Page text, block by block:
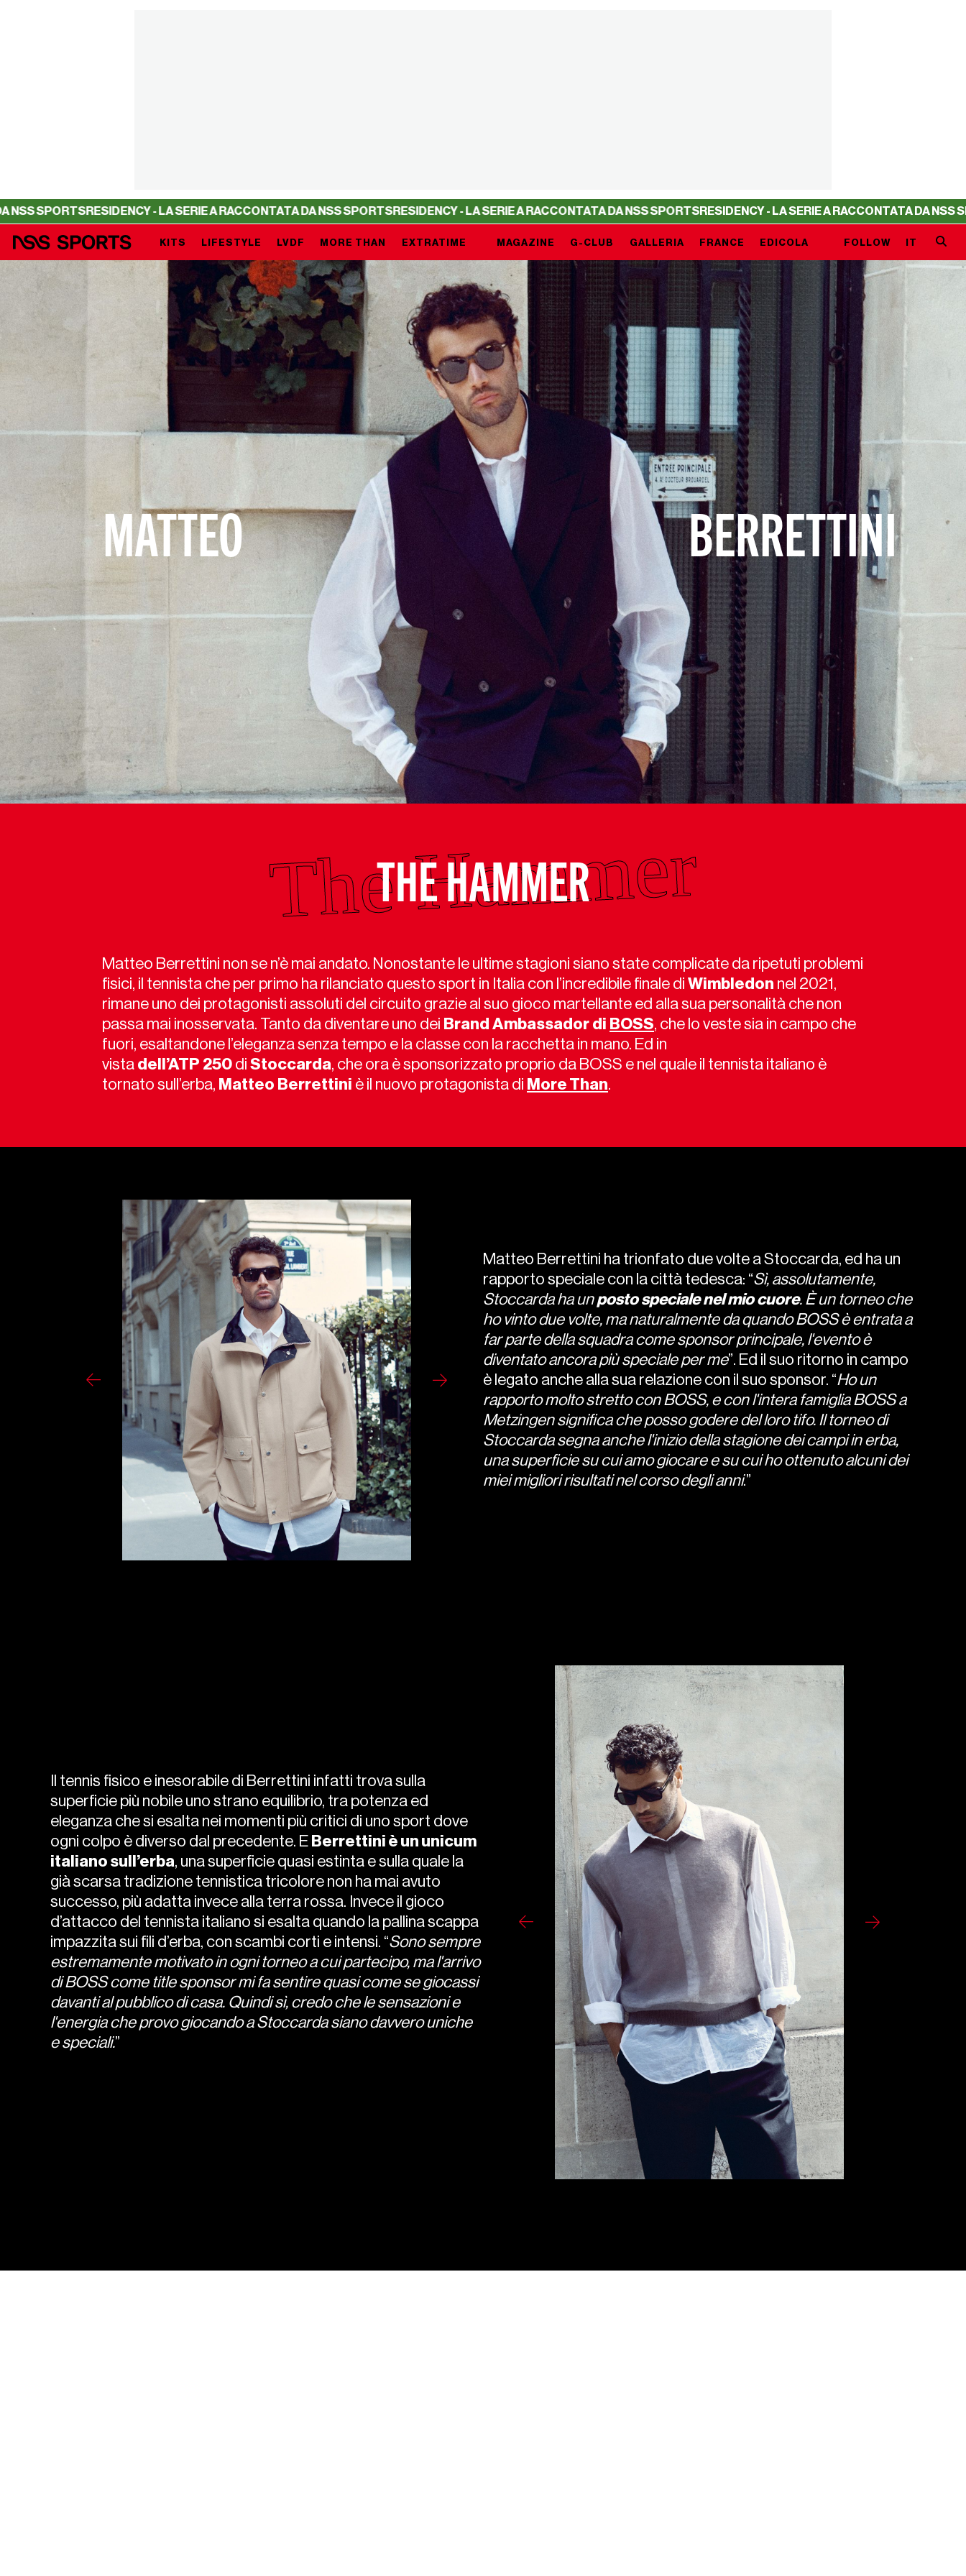
RESIDENCY - LA SERIE A RACCONTATA DA NSS SPORTSRESIDENCY - LA SERIE A RACCONTATA DA NSS SPORTSRESIDENCY - LA SERIE A RACCONTATA DA NSS SPORTS
EXTRATIME
KITS LIFESTYLE LVDF MORE THAN MAGAZINE G-CLUB GALLERIA FRANCE EDICOLA FOLLOW IT
MATTEO BERRETTINI
THE HAMMER
Matteo Berrettini non se n’è mai andato. Nonostante le ultime stagioni siano state complicate da ripetuti problemi
fisici, il tennista che per primo ha rilanciato questo sport in Italia con l’incredibile finale diWimbledon nel 2021,
rimane uno dei protagonisti assoluti del circuito grazie al suo gioco martellante ed alla sua personalità che non
passa mai inosservata. Tanto da diventare uno dei Brand Ambassador di BOSS, che lo veste sia in campo che
fuori, esaltandone l’eleganza senza tempo e la classe con la racchetta in mano. Ed in
vista dell’ATP 250 diStoccarda, che ora è sponsorizzato proprio da BOSS e nel quale il tennista italiano è
tornato sull’erba, Matteo Berrettini è il nuovo protagonista di More Than.
Matteo Berrettini ha trionfato due volte a Stoccarda, ed ha un
rapporto speciale con la città tedesca: “Sì, assolutamente,
Stoccarda ha unposto speciale nel mio cuore. È un torneo che
ho vinto due volte, ma naturalmente da quando BOSS è entrata a
far parte della squadra come sponsor principale, l'evento è
diventato ancora più speciale per me”. Ed il suo ritorno in campo
è legato anche alla sua relazione con il suo sponsor. “Ho un
rapporto molto stretto con BOSS, e con l'intera famiglia BOSS a
Metzingen significa che posso godere del loro tifo. Il torneo di
Stoccarda segna anche l'inizio della stagione dei campi in erba,
una superficie su cui amo giocare e su cui ho ottenuto alcuni dei
miei migliori risultati nel corso degli anni.”
Il tennis fisico e inesorabile di Berrettini infatti trova sulla
superficie più nobile uno strano equilibrio, tra potenza ed
eleganza che si esalta nei momenti più critici di uno sport dove
ogni colpo è diverso dal precedente. E Berrettini è un unicum
italiano sull’erba, una superficie quasi estinta e sulla quale la
già scarsa tradizione tennistica tricolore non ha mai avuto
successo, più adatta invece alla terra rossa. Invece il gioco
d’attacco del tennista italiano si esalta quando la pallina scappa
impazzita sui fili d’erba, con scambi corti e intensi. “Sono sempre
estremamente motivato in ogni torneo a cui partecipo, ma l'arrivo
di BOSS come title sponsor mi fa sentire quasi come se giocassi
davanti al pubblico di casa. Quindi sì, credo che le sensazioni e
l'energia che provo giocando a Stoccarda siano davvero uniche
e speciali.”